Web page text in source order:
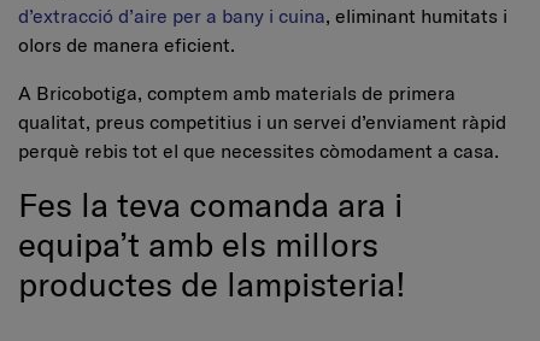
d’extracció d’aire per a bany i cuina, eliminant humitats i
olors de manera eficient.
A Bricobotiga, comptem amb materials de primera
qualitat, preus competitius i un servei d’enviament ràpid
perquè rebis tot el que necessites còmodament a casa.
Fes la teva comanda ara i
equipa’t amb els millors
productes de lampisteria!